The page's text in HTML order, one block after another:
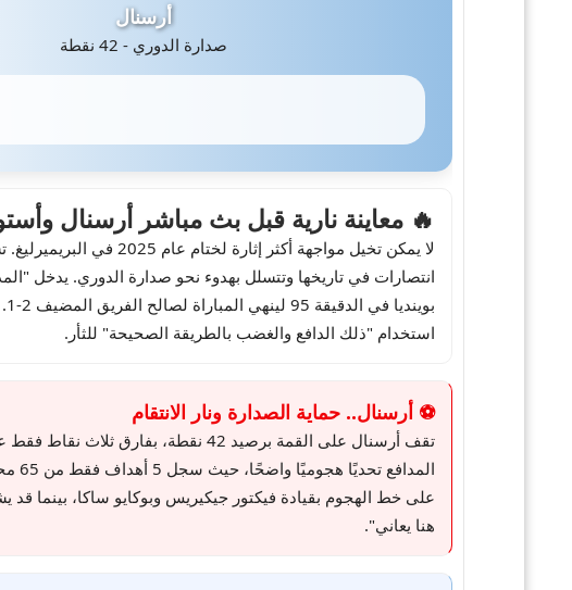
أرسنال
صدارة الدوري - 42 نقطة
🔥 معاينة نارية قبل بث مباشر أرسنال
لا يمكن تخيل مواجهة أكثر إثارة لختام عام 2025 في البريميرليغ. تستضيف
استخدام "ذلك الدافع والغضب بالطريقة الصحيحة" للثأر.
⚽ أرسنال.. حماية الصدارة ونار الانتقام
على خط الهجوم بقيادة فيكتور جيكيريس وبوكايو ساكا، بينما
هنا يعاني".